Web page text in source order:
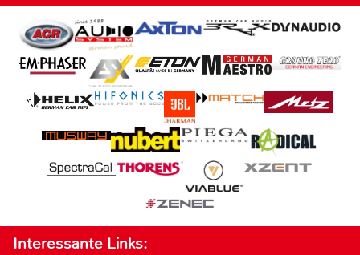
Interessante Links: